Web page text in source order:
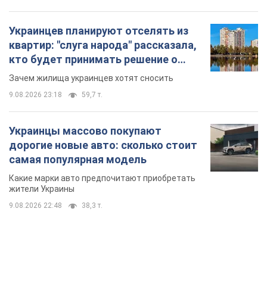
Украинцев планируют отселять из
квартир: "слуга народа" рассказала,
кто будет принимать решение о
сносе домов
Зачем жилища украинцев хотят сносить
9.08.2026 23:18 59,7 т.
Украинцы массово покупают
дорогие новые авто: сколько стоит
самая популярная модель
Какие марки авто предпочитают приобретать
жители Украины
9.08.2026 22:48 38,3 т.